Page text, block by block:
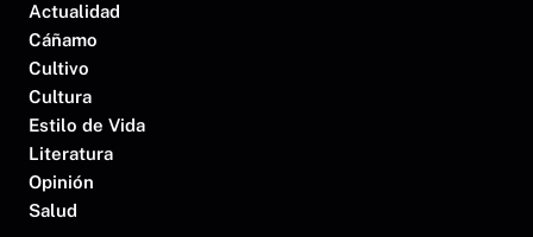
Actualidad
Cáñamo
Cultivo
Cultura
Estilo de Vida
Literatura
Opinión
Salud